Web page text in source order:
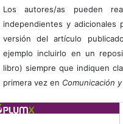
Los autores/as pueden
independientes y adicionales
versión del artículo
ejemplo incluirlo en un
libro) siempre que indiquen
primera vez en Comunicación